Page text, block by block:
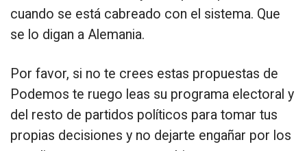
cuando se está cabreado con el sistema. Que
se lo digan a Alemania.
Por favor, si no te crees estas propuestas de
Podemos te ruego leas su programa electoral y
del resto de partidos políticos para tomar tus
propias decisiones y no dejarte engañar por los